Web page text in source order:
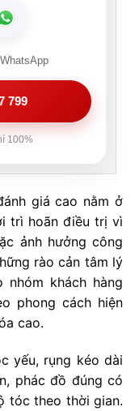
799
100%
giá cao nằm ở
trì hoãn điều trị vì
ảnh hưởng công
rào cản tâm lý
khách hàng
phong cách hiện
cao.
yếu, rụng kéo dài
phác đồ đúng có
tóc theo thời gian.